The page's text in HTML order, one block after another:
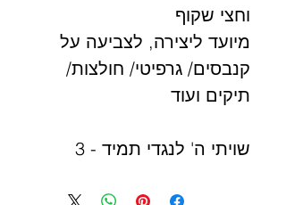
וחצי שקוף
מיועד ליצירה, לצביעה על
קנבסים/ גרפיטי/ חולצות/
תיקים ועוד
שויתי ה' לנגדי תמיד - 3